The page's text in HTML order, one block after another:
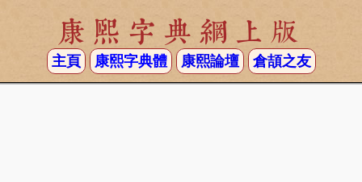
康熙字典網上版
主頁 康熙字典體 康熙論壇 倉頡之友